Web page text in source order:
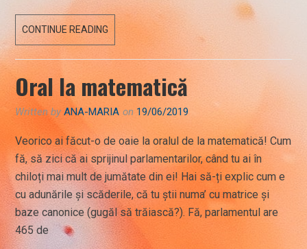
CONTINUE READING
IUNIE
Oral la matematică
Written byANA-MARIA on 19/06/2019
Veorico ai făcut-o de oaie la oralul de la matematică! Cum
fă, să zici că ai sprijinul parlamentarilor, când tu ai în
chiloți mai mult de jumătate din ei! Hai să-ți explic cum e
cu adunările și scăderile, că tu știi numa’ cu matrice și
baze canonice (gugăl să trăiască?). Fă, parlamentul are
465 de